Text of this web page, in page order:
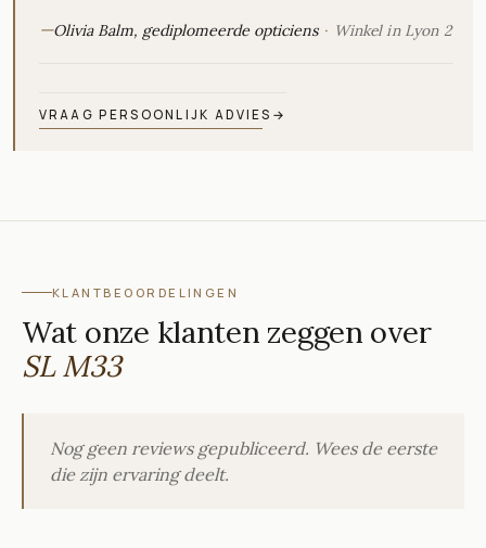
—Olivia Balm, gediplomeerde opticiens Winkel in Lyon 2
VRAAG PERSOONLIJK ADVIES →
KLANTBEOORDELINGEN
Wat onze klanten zeggen over
SL M33
Nog geen reviews gepubliceerd. Wees de eerste
die zijn ervaring deelt.